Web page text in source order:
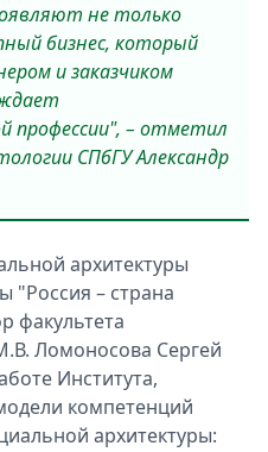
не только
бизнес, который
и заказчиком
профессии", – отметил
СПбГУ Александр
архитектуры
"Россия – страна
факультета
Ломоносова Сергей
Института,
компетенций
архитектуры: